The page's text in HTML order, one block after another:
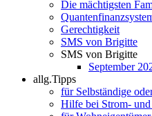
Die mächtigsten
Gerechtigkeit
SMS von Brigitte
SMS von Brigitte
September
allg.Tipps
für Selbständige
Hilfe bei Strom-